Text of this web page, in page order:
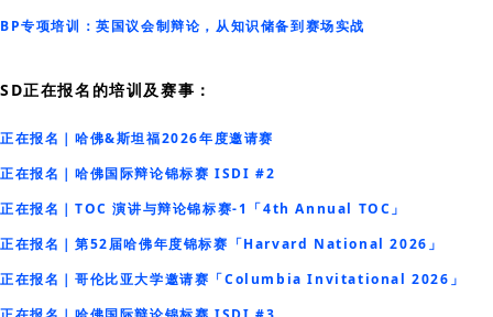
BP专项培训：英国议会制辩论，从知识储备到赛场实战
SD正在报名的培训及赛事：
正在报名｜哈佛&斯坦福2026年度邀请赛
正在报名｜哈佛国际辩论锦标赛 ISDI #2
正在报名｜TOC 演讲与辩论锦标赛-1「4th Annual TOC」
正在报名｜第52届哈佛年度锦标赛「Harvard National 2026」
正在报名｜哥伦比亚大学邀请赛「Columbia Invitational 2026」